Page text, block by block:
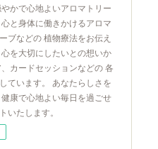
かで心地よいアロマトリー
心と身体に働きかけるアロマ
ブなどの 植物療法をお伝え
を大切にしたいとの想いか
カードセッションなどの 各
ています。 あなたらしさを
康で心地よい毎日を過ごせ
いたします。